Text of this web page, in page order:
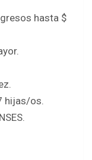
hasta $
hijas/os.